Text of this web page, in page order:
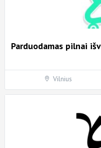
Parduodamas pilnai
Vilnius